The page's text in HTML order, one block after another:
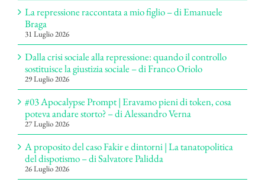
La repressione raccontata a mio figlio – di Emanuele
Braga
31 Luglio 2026
Dalla crisi sociale alla repressione: quando il controllo
sostituisce la giustizia sociale – di Franco Oriolo
29 Luglio 2026
#03 Apocalypse Prompt | Eravamo pieni di token, cosa
poteva andare storto? – di Alessandro Verna
27 Luglio 2026
A proposito del caso Fakir e dintorni | La tanatopolitica
del dispotismo – di Salvatore Palidda
26 Luglio 2026